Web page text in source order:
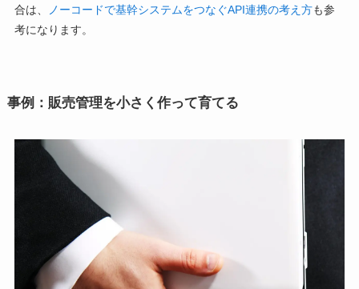
合は、
ノーコードで基幹システムをつなぐAPI連携の考え方も参
考になります。
事例：販売管理を小さく作って育てる